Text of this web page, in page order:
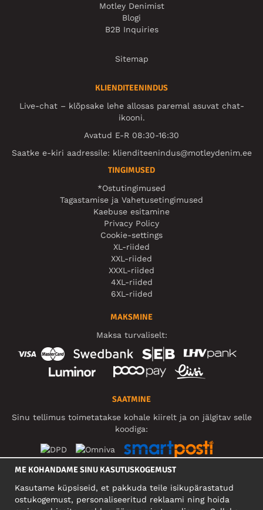
Motley Denimist
Blogi
B2B Inquiries
Sitemap
KLIENDITEENINDUS
Live-chat – klõpsake lehe allosas paremal asuvat chat-
ikooni.
Avatud E-R 08:30-16:30
Saatke e-kiri aadressile: klienditeenindus@motleydenim.ee
TINGIMUSED
*Ostutingimused
Tagastamise ja Vahetusetingimused
Kaebuse esitamine
Privacy Policy
Cookie-settings
XL-riided
XXL-riided
XXXL-riided
4XL-riided
6XL-riided
MAKSMINE
Maksa turvaliselt:
SAATMINE
Sinu tellimus toimetatakse kohale kiirelt ja on jälgitav selle
koodiga:
ME KOHANDAME SINU KASUTUSKOGEMUST
Kasutame küpsiseid, et pakkuda teile isikupärastatud
ostukogemust, personaliseeritud reklaami ning hoida